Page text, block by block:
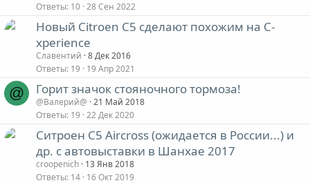
Ответы 10 28 Сен 2022
Новый Citroen C5 сделают похожим на C-
xperience
Славентий 8 Дек 2016
Ответы 19 19 Апр 2021
@ Горит значок стояночного тормоза!
@Валерий@ 21 Май 2018
Ответы 19 22 Дек 2020
Ситроен С5 Aircross (ожидается в России...) и
др. с автовыставки в Шанхае 2017
croopenich 13 Янв 2018
Ответы 14 16 Окт 2019